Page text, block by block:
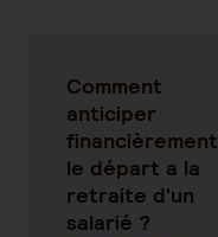
Comment
anticiper
financièrement
le départ a la
retraite d'un
salarié ?